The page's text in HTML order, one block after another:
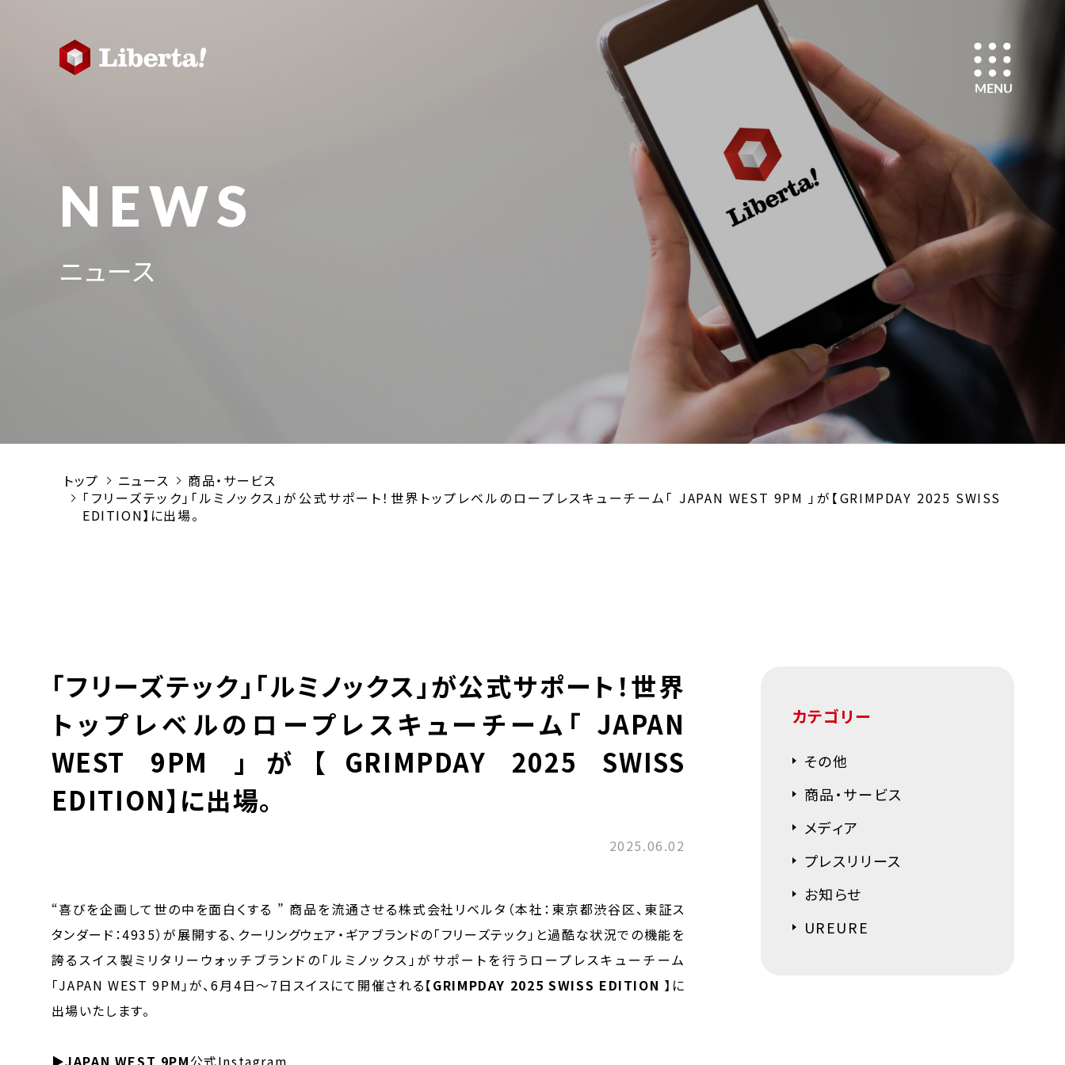
NEWS
ニュース
トップ ニュース
商品・サービス
「フリーズテック」「ルミノックス」が公式サポート！世界トップレベルのロープレスキューチーム「 JAPAN WEST 9PM 」が【GRIMPDAY 2025 SWISS
EDITION】に出場。
「フリーズテック」「ルミノックス」が公式サポート！世界
トップレベルのロープレスキューチーム「 JAPAN
WEST 9PM 」が【GRIMPDAY 2025 SWISS
EDITION】に出場。
2025.06.02
“喜びを企画して世の中を面白くする ” 商品を流通させる株式会社リベルタ（本社：東京都渋谷区、東証ス
タンダード：4935）が展開する、クーリングウェア・ギアブランドの「フリーズテック」と過酷な状況での機能を
誇るスイス製ミリタリーウォッチブランドの「ルミノックス」がサポートを行うロープレスキューチーム
「JAPAN WEST 9PM」が、6月4日～7日スイスにて開催される【GRIMPDAY 2025 SWISS EDITION 】に
出場いたします。
▶JAPAN WEST 9PM公式Instagram
カテゴリー
その他
商品・サービス
メディア
プレスリリース
お知らせ
UREURE